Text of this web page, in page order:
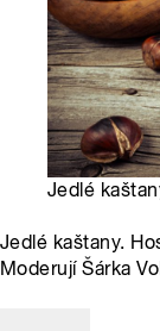
Jedlé
Jedlé kaštany.
Moderují Šárka